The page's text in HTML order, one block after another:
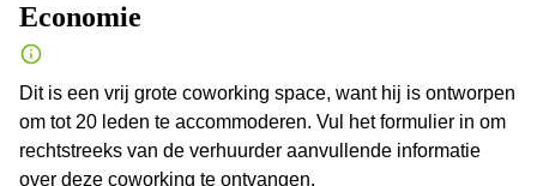
Economie
Dit is een vrij grote coworking space, want hij is ontworpen
om tot 20 leden te accommoderen. Vul het formulier in om
rechtstreeks van de verhuurder aanvullende informatie
over deze coworking te ontvangen.